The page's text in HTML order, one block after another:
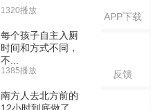
APP下载
反馈
1320播放
每个孩子自主入厕
时间和方式不同，
不...
1385播放
南方人去北方前的